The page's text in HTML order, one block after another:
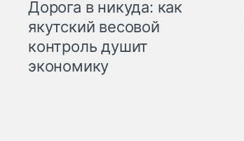
Дорога в никуда: как
якутский весовой
контроль душит
экономику